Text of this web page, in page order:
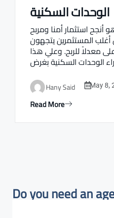
Real estate Estate ville
الوحدات السكنية
أنجح استثمار أمنا ومربح
أغلب المستثمرين يتجهون
معدلاً للربح. وعلي هذا
Hany Said May 8,
Read More
Do you need an